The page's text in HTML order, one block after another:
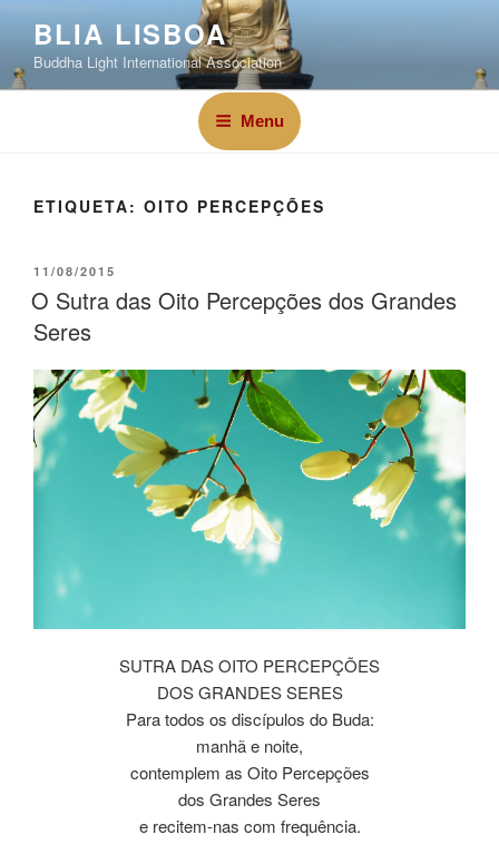
BLIA LISBOA
Buddha Light International Association
Menu
ETIQUETA: OITO PERCEPÇÕES
11/08/2015
O Sutra das Oito Percepções dos Grandes
Seres
SUTRA DAS OITO PERCEPÇÕES
DOS GRANDES SERES
Para todos os discípulos do Buda:
manhã e noite,
contemplem as Oito Percepções
dos Grandes Seres
e recitem-nas com frequência.